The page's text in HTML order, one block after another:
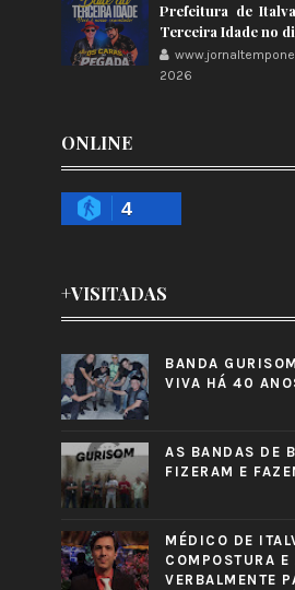
Prefeitura de
Terceira Idade no
2026
ONLINE
4
+VISITADAS
BANDA
VIVA HÁ 40
AS BANDAS DE
FIZERAM E
MÉDICO DE
COMPOSTURA E
VERBALMENTE